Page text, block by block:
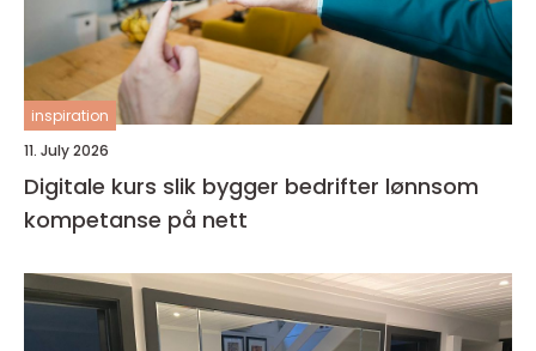
inspiration
11. July 2026
Digitale kurs slik bygger bedrifter lønnsom
kompetanse på nett